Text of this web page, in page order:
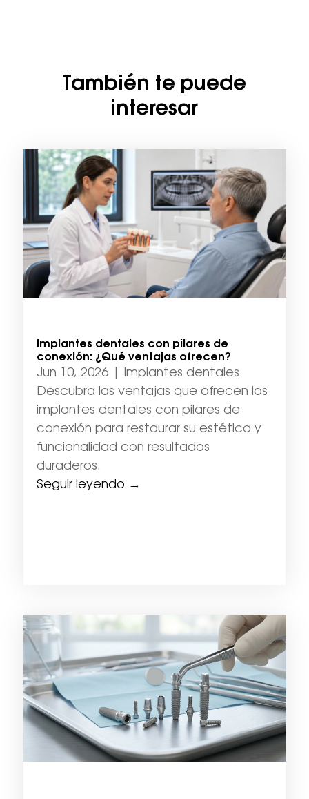
También te puede
interesar
Implantes dentales con pilares de
conexión: ¿Qué ventajas ofrecen?
Jun 10, 2026| Implantes dentales
Descubra las ventajas que ofrecen los
implantes dentales con pilares de
conexión para restaurar su estética y
funcionalidad con resultados
duraderos.
Seguir leyendo →